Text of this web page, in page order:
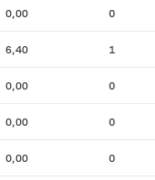
0,00 0
6,40 1
0,00 0
0,00 0
0,00 0